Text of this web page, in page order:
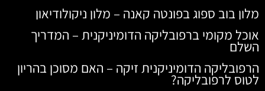
מלון בוב ספוג בפונטה קאנה – מלון ניקולודיאון
אוכל מקומי ברפובליקה הדומיניקנית – המדריך
השלם
הרפובליקה הדומיניקנית זיקה – האם מסוכן בהריון
לטוס לרפובליקה?